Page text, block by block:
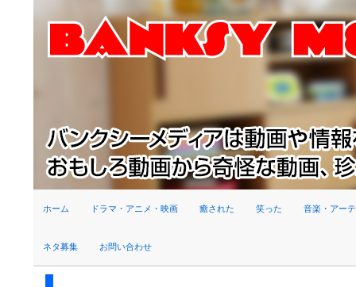
ホーム ドラマ・アニメ・映画 癒された 笑った 音楽・アー
ネタ募集 お問い合わせ